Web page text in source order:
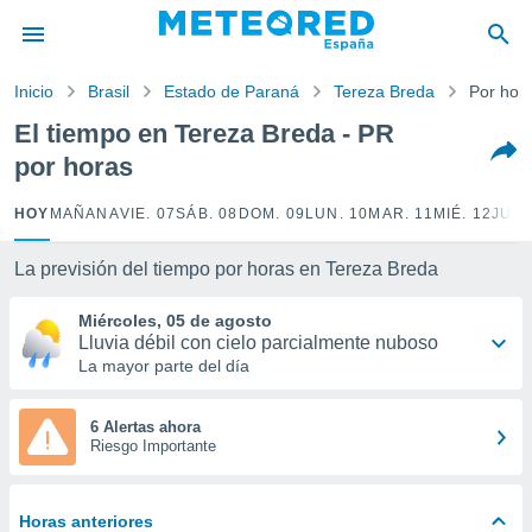
por
para
la
calidad.
a este
las
y
forma
basada
permite
Inicio Brasil Estado de Paraná Tereza Breda Por
El tiempo en Tereza Breda - PR
por horas
HOY MAÑANAVIE. 07SÁB. 08 DOM. 09 LUN. 10 MAR. 11 MIÉ. 12JUE.
La previsión del tiempo por horas en Tereza Breda
Miércoles, 05 de agosto
Lluvia débil con cielo parcialmente nuboso
La mayor parte del día
6 Alertas ahora
Riesgo Importante
Horas anteriores